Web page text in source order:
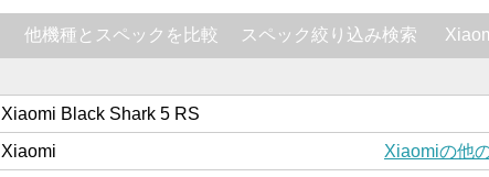
スペック絞り込み検索
他機種とスペックを比較
Xiaomi Black Shark 5 RS
Xiaomi
Xiaomiの他